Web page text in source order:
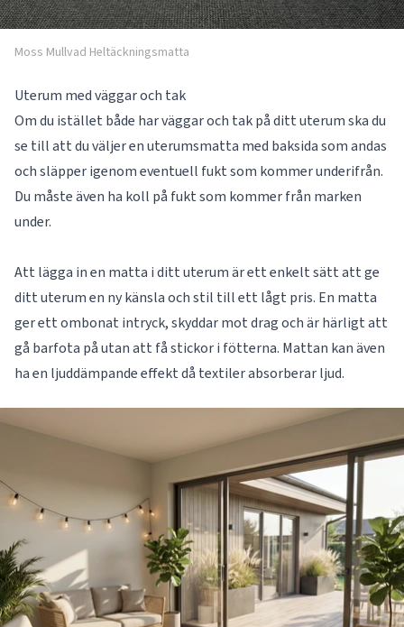
Moss Mullvad Heltäckningsmatta
Uterum med väggar och tak
Om du istället både har väggar och tak på ditt uterum ska du
se till att du väljer en uterumsmatta med baksida som andas
och släpper igenom eventuell fukt som kommer underifrån.
Du måste även ha koll på fukt som kommer från marken
under.
Att lägga in en matta i ditt uterum är ett enkelt sätt att ge
ditt uterum en ny känsla och stil till ett lågt pris. En matta
ger ett ombonat intryck, skyddar mot drag och är härligt att
gå barfota på utan att få stickor i fötterna. Mattan kan även
ha en ljuddämpande effekt då textiler absorberar ljud.